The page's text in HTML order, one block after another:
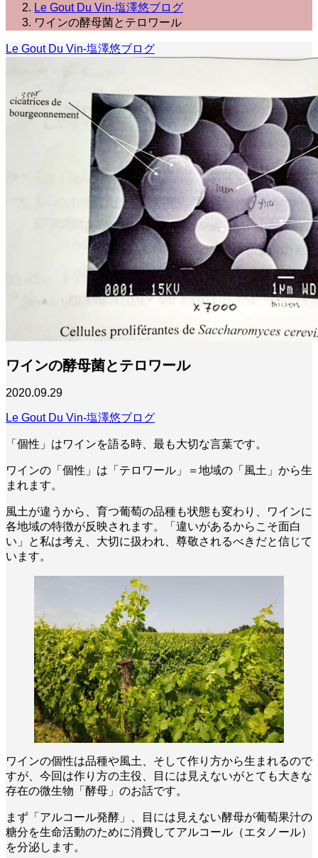
Le Gout Du Vin-塩澤悠ブログ
ワインの酵母菌とテロワール
Le Gout Du Vin-塩澤悠ブログ
ワインの酵母菌とテロワール
2020.09.29
Le Gout Du Vin-塩澤悠ブログ
「個性」はワインを語る時、最も大切な言葉です。
ワインの「個性」は「テロワール」＝地域の「風土」から生
まれます。
風土が違うから、育つ葡萄の品種も状態も変わり、ワインに
各地域の特徴が反映されます。「違いがあるからこそ面白
い」と私は考え、大切に扱われ、尊敬されるべきだと信じて
います。
ワインの個性は品種や風土、そして作り方から生まれるので
すが、今回は作り方の主役、目には見えないがとても大きな
存在の微生物「酵母」のお話です。
まず「アルコール発酵」、目には見えない酵母が葡萄果汁の
糖分を生命活動のために消費してアルコール（エタノール）
を分泌します。